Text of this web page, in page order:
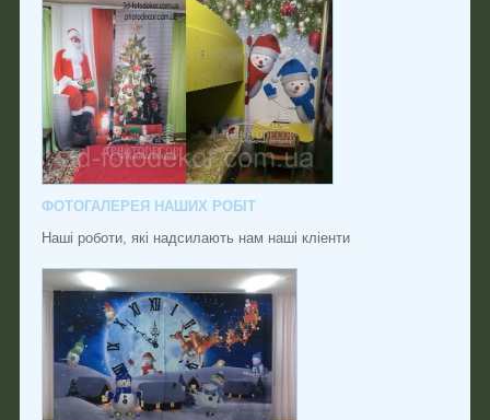
ФОТОГАЛЕРЕЯ НАШИХ РОБІТ
Наші роботи, які надсилають нам наші кліенти